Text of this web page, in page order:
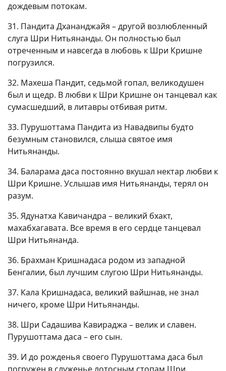
дождевым потокам.
31. Пандита Дхананджайя – другой возлюбленный
слуга Шри Нитьянанды. Он полностью был
отреченным и навсегда в любовь к Шри Кришне
погрузился.
32. Махеша Пандит, седьмой гопал, великодушен
был и щедр. В любви к Шри Кришне он танцевал как
сумасшедший, в литавры отбивая ритм.
33. Пурушоттама Пандита из Навадвипы будто
безумным становился, слыша святое имя
Нитьянанды.
34. Баларама даса постоянно вкушал нектар любви к
Шри Кришне. Услышав имя Нитьянанды, терял он
разум.
35. Ядунатха Кавичандра – великий бхакт,
махабхагавата. Все время в его сердце танцевал
Шри Нитьянанда.
36. Брахман Кришнадаса родом из западной
Бенгалии, был лучшим слугою Шри Нитьянанды.
37. Кала Кришнадаса, великий вайшнав, не знал
ничего, кроме Шри Нитьянанды.
38. Шри Садашива Кавираджа – велик и славен.
Пурушоттама даса – его сын.
39. И до рожденья своего Пурушоттама даса был